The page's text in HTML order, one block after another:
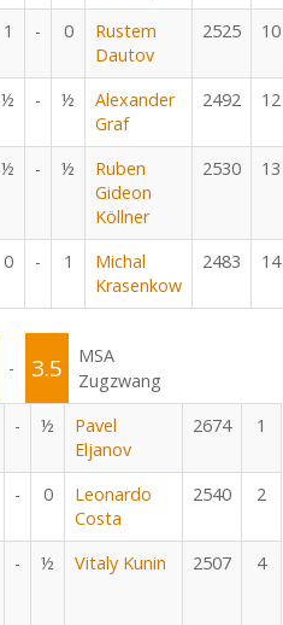
1 - 0
Rustem
Dautov
2525 10
½ - ½
Alexander
Graf
2492 12
½ - ½
Ruben
Gideon
Köllner
2530 13
0 - 1
Michal
Krasenkow
2483 14
- 3.5
MSA
Zugzwang
- ½
Pavel
Eljanov
2674 1
- 0
Leonardo
Costa
2540 2
- ½ Vitaly Kunin 2507 4